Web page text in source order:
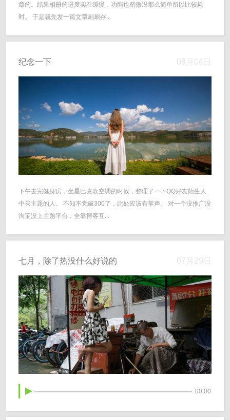
章的。结果相册的进度实在缓慢，功能也稍微没那么简单所以比较耗
时。 于是就先发一篇文章刷刷存...
纪念一下 08月04日
下午去完健身房，坐星巴克吹空调的时候，整理了一下QQ好友陌生人
中买主题的人。 不知不觉破300了，此处应该有掌声。 对一个没推广没
淘宝没上主题平台，全靠博客互...
七月，除了热没什么好说的 07月29日
00:00